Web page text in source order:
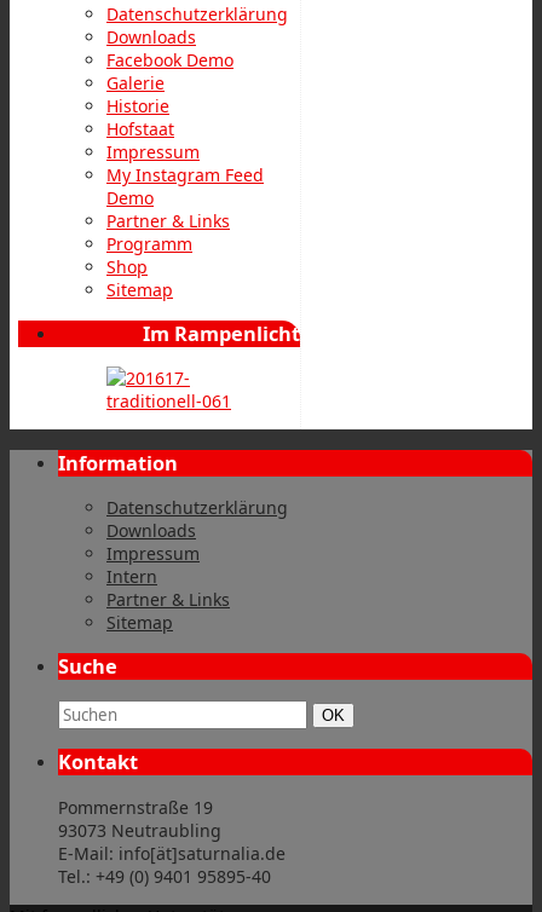
Datenschutzerklärung
Downloads
Facebook Demo
Galerie
Historie
Hofstaat
Impressum
My Instagram Feed
Demo
Partner & Links
Programm
Shop
Sitemap
Im Rampenlicht
Information
Datenschutzerklärung
Downloads
Impressum
Intern
Partner & Links
Sitemap
Suche
Suchbegriff: Suchen
OK
Kontakt
Pommernstraße 19
93073 Neutraubling
E-Mail: info[ät]saturnalia.de
Tel.: +49 (0) 9401 95895-40